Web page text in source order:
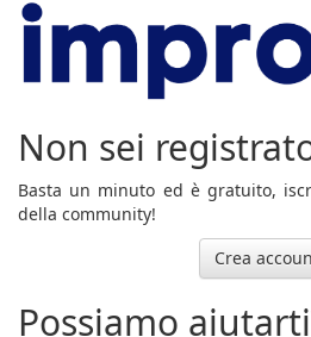
Non sei
Basta un minuto ed è gratuito,
della community!
Crea
Possiamo